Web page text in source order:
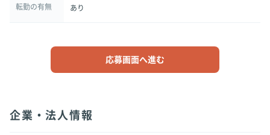
転勤の有無 あり
応募画面へ進む
企業・法人情報